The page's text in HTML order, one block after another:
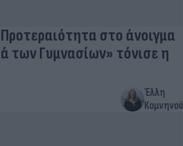
στο άνοιγμα
των Γυμνασίων» τόνισε η
Έλλη
Κομνηνού